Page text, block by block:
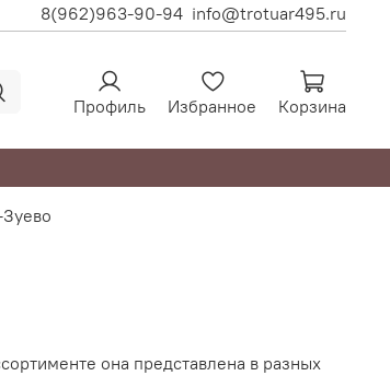
8(962)963-90-94 info@trotuar495.ru
Профиль Избранное Корзина
она представлена в разных